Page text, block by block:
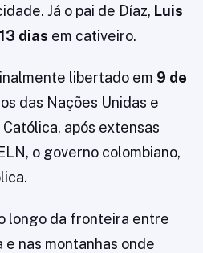
Já o pai de Díaz, Luis
13 dias em cativeiro.
libertado em 9 de
das Nações Unidas e
após extensas
o governo colombiano,
longo da fronteira entre
e nas montanhas onde